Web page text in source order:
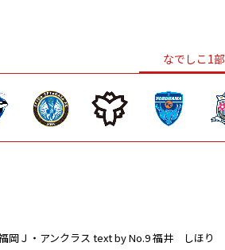
なでしこ1部
岡Ｊ・アンクラス text by No.9 福井 しほり